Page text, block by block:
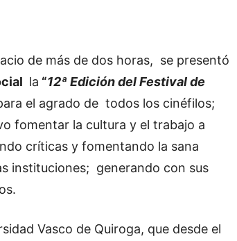
de más de dos horas, se presentó
la “12ª Edición del Festival de
el agrado de todos los cinéfilos;
fomentar la cultura y el trabajo a
críticas y fomentando la sana
instituciones; generando con sus
Vasco de Quiroga, que desde el